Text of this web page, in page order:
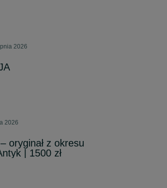
2026
2026
oryginał z okresu
| 1500 zł